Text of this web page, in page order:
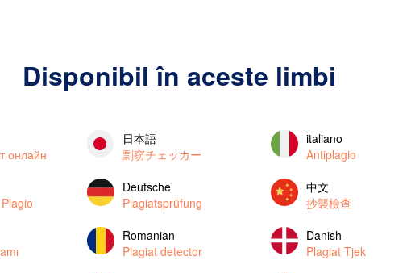
Disponibil în aceste limbi
онлайн
日本語
剽窃チェッカー
italiano
Antiplagio
Deutsche
Plagiatsprüfung
中文
抄襲檢查
Romanian
Plagiat detector
Danish
Plagiat Tjek